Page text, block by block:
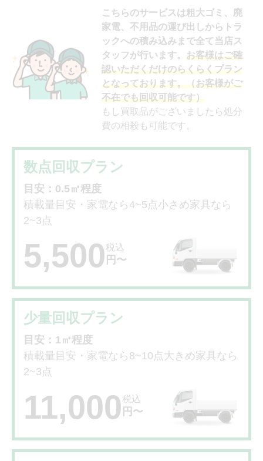
こちらのサービスは粗大ゴミ、廃
家電、不用品の運び出しからトラ
ックへの積み込みまで全て当店ス
タッフが行います。 お客様はご確
認いただくだけのらくらくプラン
となっております。（お客様がご
不在でも回収可能です）
もし買取品がございましたら処分
費の相殺も可能です。
数点回収プラン
目安：0.5㎥程度
積載量目安・家電なら4~5点小さめ家具なら
2~3点
5,500税込
円〜
少量回収プラン
目安：1㎥程度
積載量目安・家電なら8~10点大きめ家具なら
2~3点
11,000税込
円〜